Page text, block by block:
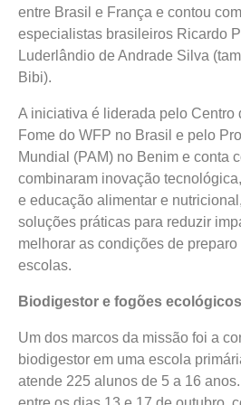
entre Brasil e França e contou
especialistas brasileiros Ricardo
Luderlândio de Andrade Silva
Bibi).
A iniciativa é liderada pelo Centro
Fome do WFP no Brasil e pelo
Mundial (PAM) no Benim e conta
combinaram inovação
e educação alimentar e
soluções práticas para reduzir
melhorar as condições de
escolas.
Biodigestor e fogões ecológicos
Um dos marcos da missão foi a
biodigestor em uma escola
atende 225 alunos de 5 a 16